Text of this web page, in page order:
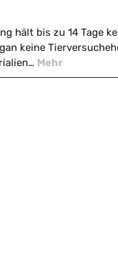
hält bis zu 14 Tage
keine
Mehr